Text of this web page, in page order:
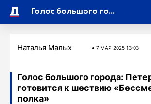
Голос большого города: Петербург готовится к шествию «Бессмертного полка»
Наталья Малых 7 МАЯ 2025 13:03
Голос большого города:
готовится к шествию
полка»